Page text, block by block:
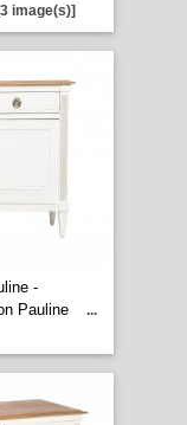
image(s)]
-
Pauline
...